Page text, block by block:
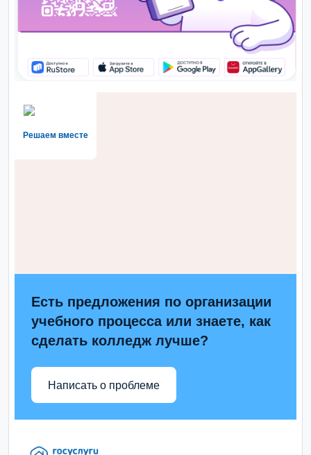
Решаем вместе
Есть предложения по организации
учебного процесса или знаете, как
сделать колледж лучше?
Написать о проблеме